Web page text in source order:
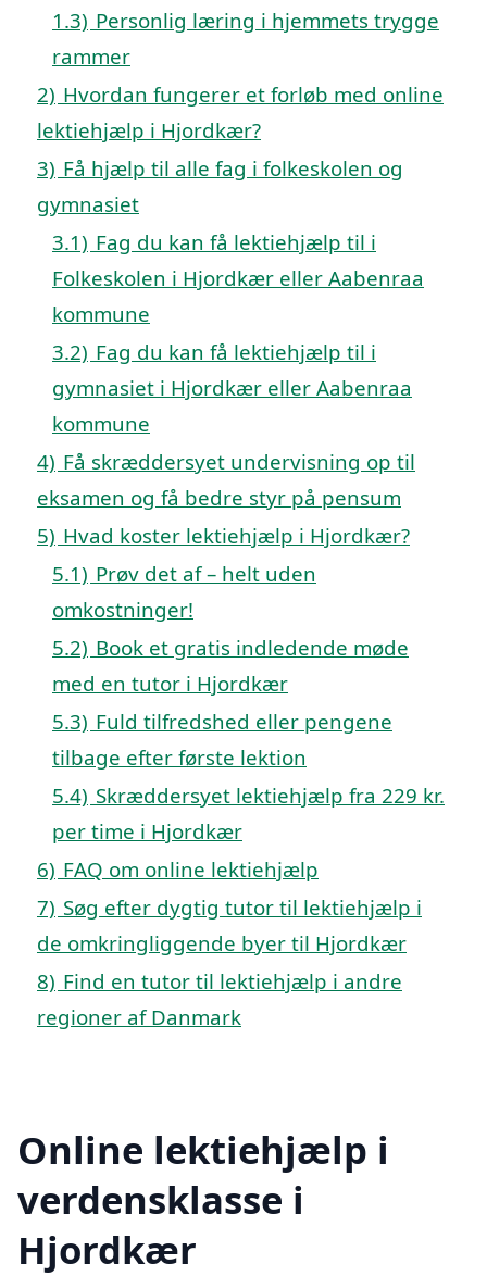
1.3) Personlig læring i hjemmets trygge
rammer
2) Hvordan fungerer et forløb med online
lektiehjælp i Hjordkær?
3) Få hjælp til alle fag i folkeskolen og
gymnasiet
3.1) Fag du kan få lektiehjælp til i
Folkeskolen i Hjordkær eller Aabenraa
kommune
3.2) Fag du kan få lektiehjælp til i
gymnasiet i Hjordkær eller Aabenraa
kommune
4) Få skræddersyet undervisning op til
eksamen og få bedre styr på pensum
5) Hvad koster lektiehjælp i Hjordkær?
5.1) Prøv det af – helt uden
omkostninger!
5.2) Book et gratis indledende møde
med en tutor i Hjordkær
5.3) Fuld tilfredshed eller pengene
tilbage efter første lektion
5.4) Skræddersyet lektiehjælp fra 229 kr.
per time i Hjordkær
6) FAQ om online lektiehjælp
7) Søg efter dygtig tutor til lektiehjælp i
de omkringliggende byer til Hjordkær
8) Find en tutor til lektiehjælp i andre
regioner af Danmark
Online lektiehjælp i
verdensklasse i
Hjordkær